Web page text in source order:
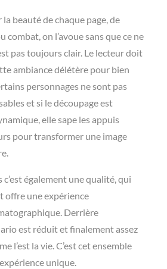
la beauté de chaque page, de
combat, on l’avoue sans que ce ne
pas toujours clair. Le lecteur doit
ambiance délétère pour bien
personnages ne sont pas
et si le découpage est
elle sape les appuis
pour transformer une image
également une qualité, qui
offre une expérience
Derrière
est réduit et finalement assez
l’est la vie. C’est cet ensemble
unique.